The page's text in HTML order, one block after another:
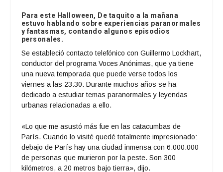
Para este Halloween, De taquito a la mañana
estuvo hablando sobre experiencias paranormales
y fantasmas, contando algunos episodios
personales.
Se estableció contacto telefónico con Guillermo Lockhart,
conductor del programa Voces Anónimas, que ya tiene
una nueva temporada que puede verse todos los
viernes a las 23:30. Durante muchos años se ha
dedicado a estudiar temas paranormales y leyendas
urbanas relacionadas a ello.
«Lo que me asustó más fue en las catacumbas de
París. Cuando lo visité quedé totalmente impresionado:
debajo de París hay una ciudad inmensa con 6.000.000
de personas que murieron por la peste. Son 300
kilómetros, a 20 metros bajo tierra», dijo.